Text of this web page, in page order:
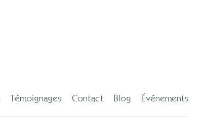
Témoignages Contact Blog Événements